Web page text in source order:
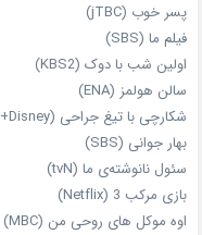
پسر خوب (jTBC)
فیلم ما (SBS)
اولین شب با دوک (KBS2)
سالن هولمز (ENA)
شکارچی با تیغ جراحی (Disney+)
بهار جوانی (SBS)
سئول نانوشته‌ی ما (tvN)
بازی مرکب 3 (Netflix)
اوه موکل های روحی من (MBC)